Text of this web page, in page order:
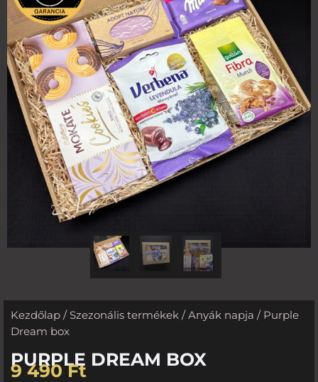
Kezdőlap / Szezonális termékek /Anyák napja / Purple
Dream box
PURPLE DREAM BOX
9 490Ft